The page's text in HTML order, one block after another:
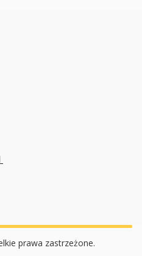
prawa zastrzeżone.